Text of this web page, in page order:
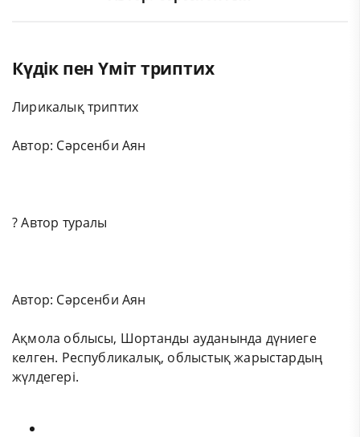
Күдік пен Үміт триптих
Лирикалық триптих
Автор: Сәрсенби Аян
? Автор туралы
Автор: Сәрсенби Аян
Ақмола облысы, Шортанды ауданында дүниеге
келген. Республикалық, облыстық жарыстардың
жүлдегері.